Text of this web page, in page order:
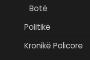
Botë
Politikë
Kronikë Policore